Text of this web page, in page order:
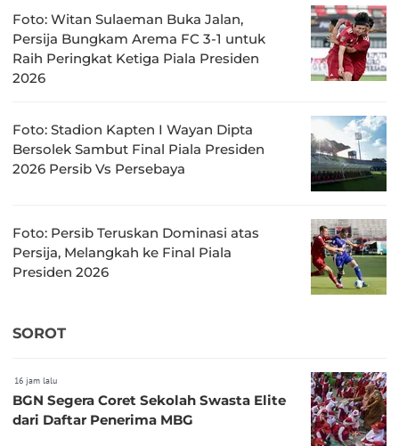
Foto: Witan Sulaeman Buka Jalan,
Persija Bungkam Arema FC 3-1 untuk
Raih Peringkat Ketiga Piala Presiden
2026
Foto: Stadion Kapten I Wayan Dipta
Bersolek Sambut Final Piala Presiden
2026 Persib Vs Persebaya
Foto: Persib Teruskan Dominasi atas
Persija, Melangkah ke Final Piala
Presiden 2026
SOROT
16 jam lalu
BGN Segera Coret Sekolah Swasta Elite
dari Daftar Penerima MBG